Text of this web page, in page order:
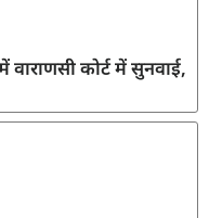
वाराणसी कोर्ट में सुनवाई,